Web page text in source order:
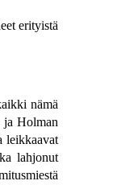
erityistä
nämä
ja Holman
leikkaavat
lahjonut